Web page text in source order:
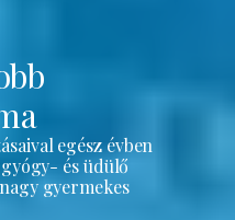
egész évben
és üdülő
gyermekes